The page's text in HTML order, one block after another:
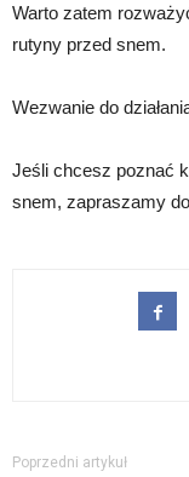
Warto zatem
rutyny przed snem.
Wezwanie do
Jeśli chcesz poznać
snem, zapraszamy
Poprzedni artykuł